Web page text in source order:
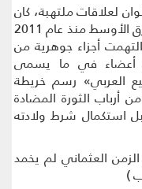
لعلاقات ملتهبة، كان
غبار الفوضى العارمة التي اجتاحت الشرق الأوسط منذ عام 2011
أجزاء جوهرية من
أعضاء في ما يسمى
العربي» رسم خريطة
أرباب الثورة المضادة
استكمال شرط ولادته
العثماني لم يخمد
)